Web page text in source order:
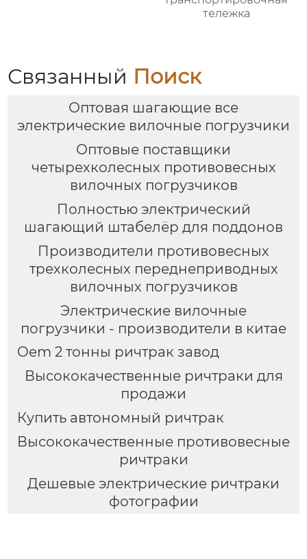
тележка
Связанный Поиск
Оптовая шагающие все
электрические вилочные погрузчики
Оптовые поставщики
четырехколесных противовесных
вилочных погрузчиков
Полностью электрический
шагающий штабелёр для поддонов
Производители противовесных
трехколесных переднеприводных
вилочных погрузчиков
Электрические вилочные
погрузчики - производители в китае
Oem 2 тонны ричтрак завод
Высококачественные ричтраки для
продажи
Купить автономный ричтрак
Высококачественные противовесные
ричтраки
Дешевые электрические ричтраки
фотографии